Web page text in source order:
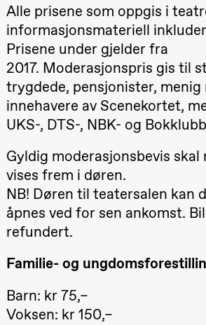
teater)
Lørdag 22. august
19.00
Pia Maria
Roll og
Mohamed
Mohamed
Male
Fantasies
Lille scene
Torsdag 27. august
19.00
Pia Maria
Roll og
Mohamed
Mohamed
Lille scene
teater)
Fredag 28. august
20.–29. august
Alle prisene som oppgis i
informasjonsmateriell
Prisene under gjelder fra
2017. Moderasjonspris gis til
trygdede, pensjonister,
innehavere av Scenekortet,
UKS-, DTS-, NBK- og
Gyldig moderasjonsbevis skal
vises frem i døren.
NB! Døren til teatersalen kan
åpnes ved for sen ankomst.
refundert.
Familie- og
Barn: kr 75,–
Voksen: kr 150,–